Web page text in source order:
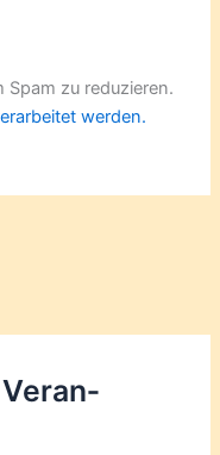
Spam zu reduzieren.
werden.
Veran­